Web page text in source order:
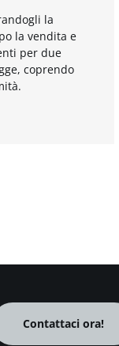
la
la vendita e
per due
coprendo
Contattaci ora!